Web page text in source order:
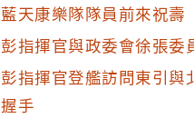
藍天康樂隊隊員前來祝壽
彭指揮官與政委會徐張委
彭指揮官登艦訪問東引與
握手